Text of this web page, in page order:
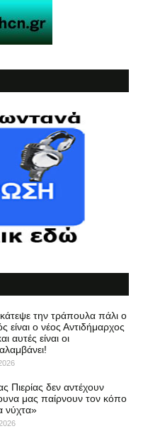
την τράπουλα πάλι ο
είναι ο νέος Αντιδήμαρχος
αυτές είναι οι
Πιερίας δεν αντέχουν
μας παίρνουν τον κόπο
νύχτα»